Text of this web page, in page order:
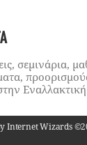
σεμινάρια,
Internet Wizards